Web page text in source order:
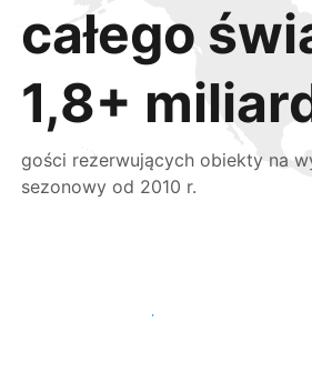
całego
1,8+
gości rezerwujących obiekty na
sezonowy od 2010 r.
Dotrzyj do nowych gości już dziś